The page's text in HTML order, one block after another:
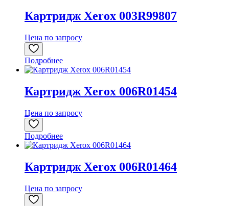
Картридж Xerox 003R99807
Цена по запросу
Подробнее
Картридж Xerox 006R01454
Цена по запросу
Подробнее
Картридж Xerox 006R01464
Цена по запросу